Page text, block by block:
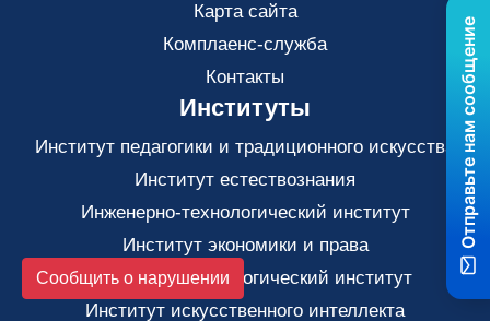
Карта сайта
Комплаенс-служба
Контакты
Институты
Институт педагогики и традиционного искусства
Институт естествознания
Инженерно-технологический институт
Институт экономики и права
Гуманитарно-педагогический институт
Институт искусственного интеллекта
Сообщить о нарушении
Отправьте нам сообщение